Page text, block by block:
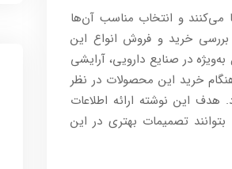
می‌کنند و انتخاب مناسب آن‌ها
خرید و فروش انواع این
در صنایع دارویی، آرایشی
خرید این محصولات در نظر
این نوشته ارائه اطلاعات
تصمیمات بهتری در این